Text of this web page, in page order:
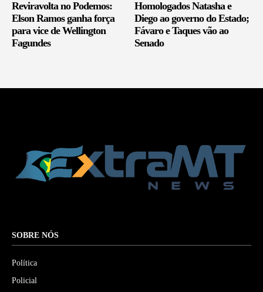
Reviravolta no Podemos:
Elson Ramos ganha força
para vice de Wellington
Fagundes
Homologados Natasha e
Diego ao governo do Estado;
Fávaro e Taques vão ao
Senado
SOBRE NÓS
Política
Policial